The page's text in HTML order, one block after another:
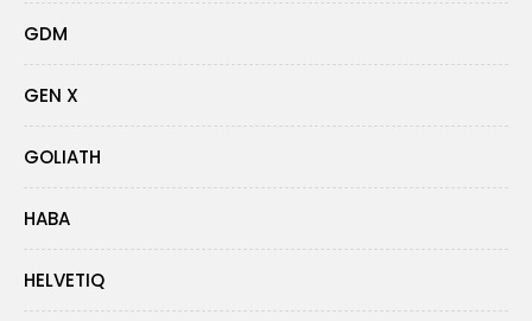
GDM
GEN X
GOLIATH
HABA
HELVETIQ